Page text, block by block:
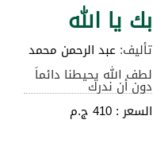
بك يا الله
تأليف: عبد الرحمن محمد
لطف الله يحيطنا دائماَ
دون أن ندرك
السعر : 410 ج.م